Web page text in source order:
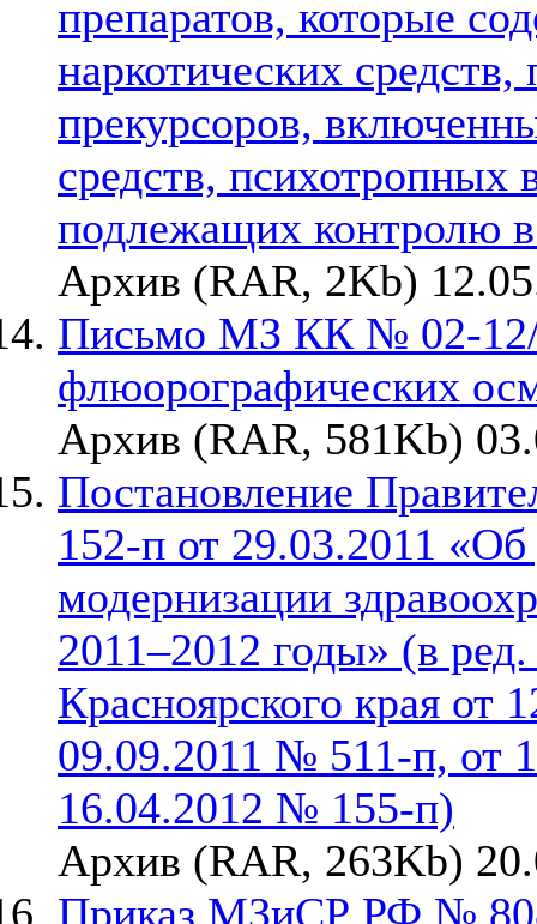
препаратов, которые
наркотических
прекурсоров,
средств, психотропных
подлежащих контролю
Архив (RAR, 2Kb)
Письмо МЗ КК № 02-12/
флюорографических
Архив (RAR, 581Kb)
Постановление
152-п от 29.03.2011
модернизации
2011–2012 годы» (в
Красноярского края от
09.09.2011 № 511-п, от
16.04.2012 № 155-п)
Архив (RAR, 263Kb)
Приказ МЗиСР РФ №